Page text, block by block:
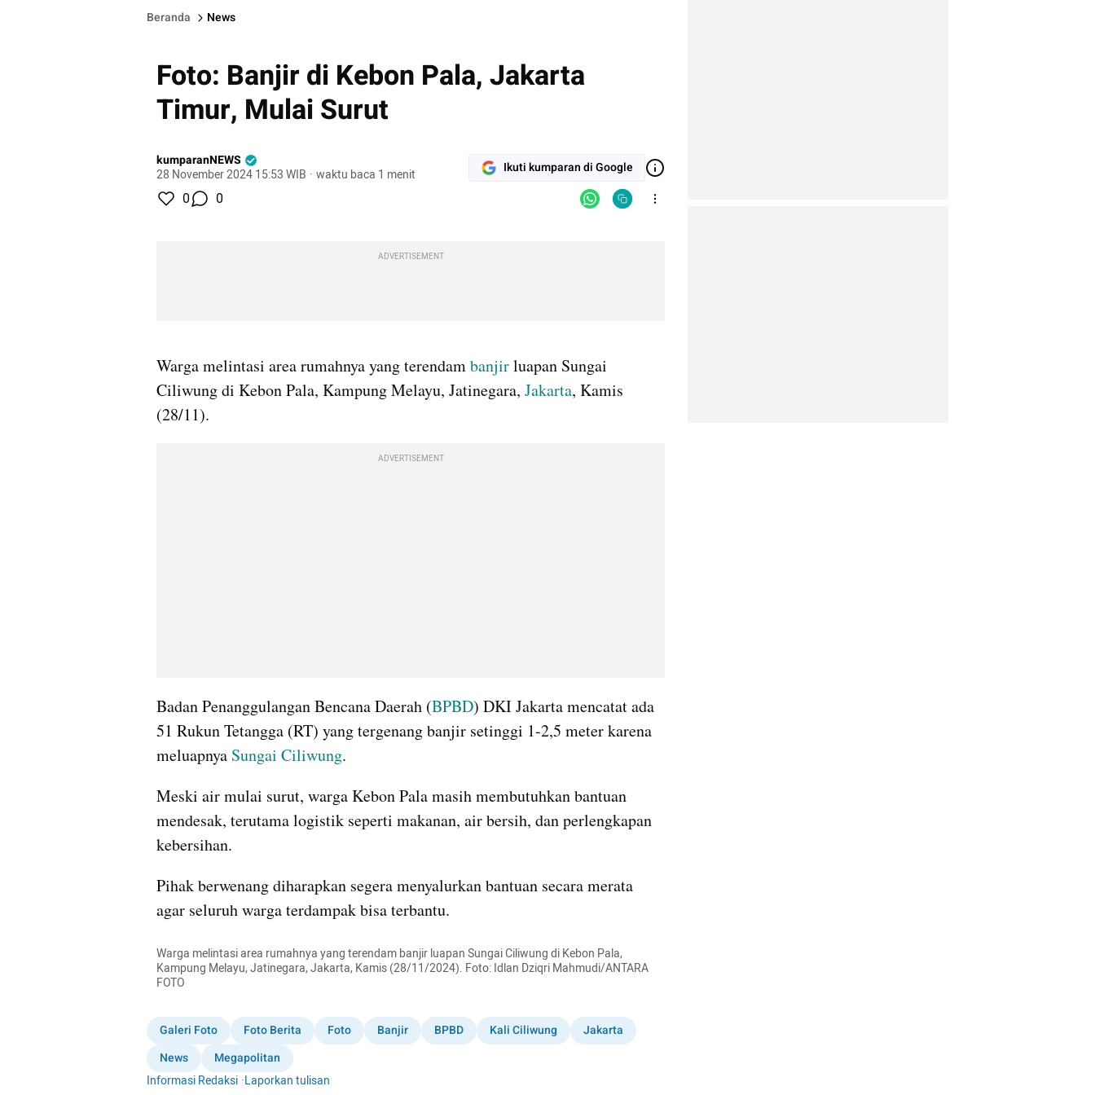
Beranda News
Foto: Banjir di Kebon Pala, Jakarta
Timur, Mulai Surut
kumparanNEWS
28 November 2024 15:53 WIB · waktu baca 1 menit Ikuti kumparan di Google
0 0
ADVERTISEMENT
Warga melintasi area rumahnya yang terendam banjir luapan Sungai
Ciliwung di Kebon Pala, Kampung Melayu, Jatinegara, Jakarta, Kamis
(28/11).
ADVERTISEMENT
Badan Penanggulangan Bencana Daerah (BPBD) DKI Jakarta mencatat ada
51 Rukun Tetangga (RT) yang tergenang banjir setinggi 1-2,5 meter karena
meluapnya Sungai Ciliwung.
Meski air mulai surut, warga Kebon Pala masih membutuhkan bantuan
mendesak, terutama logistik seperti makanan, air bersih, dan perlengkapan
kebersihan.
Pihak berwenang diharapkan segera menyalurkan bantuan secara merata
agar seluruh warga terdampak bisa terbantu.
Warga melintasi area rumahnya yang terendam banjir luapan Sungai Ciliwung di Kebon Pala,
Kampung Melayu, Jatinegara, Jakarta, Kamis (28/11/2024). Foto: Idlan Dziqri Mahmudi/ANTARA
FOTO
Galeri Foto Foto Berita Foto Banjir BPBD Kali Ciliwung
Jakarta
News
Megapolitan
Informasi Redaksi ·Laporkan tulisan